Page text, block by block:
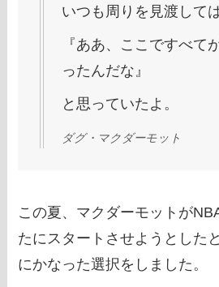
いつも周りを見渡しては
『ああ、ここですべて
ったんだな』
と思っていたよ。
ダグ・マクダーモット
この夏、マクダーモットが
たにスタートさせようとした
にかなった選択をしました。